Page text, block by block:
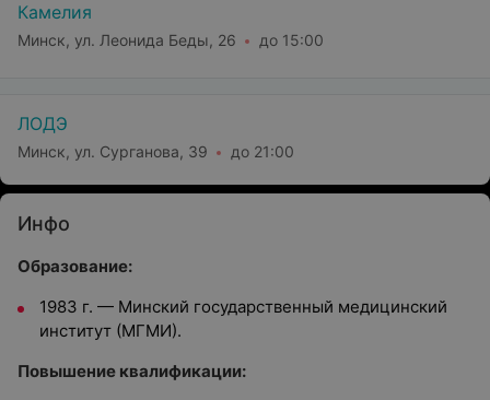
Камелия
Минск, ул. Леонида Беды, 26 до 15:00
ЛОДЭ
Минск, ул. Сурганова, 39 до 21:00
Инфо
Образование:
1983 г. — Минский государственный медицинский
институт (МГМИ).
Повышение квалификации: